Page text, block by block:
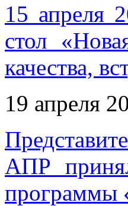
15 апреля
стол
качества,
19 апреля
АПР
программы